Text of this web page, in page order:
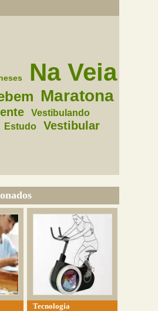
Na Veia
Maratona
Vestibulando
Estudo Vestibular
Tecnologia